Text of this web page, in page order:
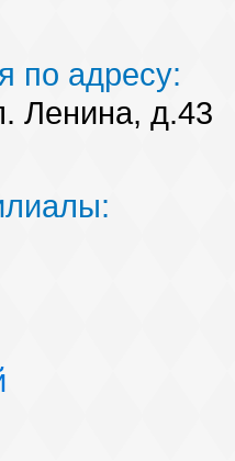
по адресу:
Ленина, д.43